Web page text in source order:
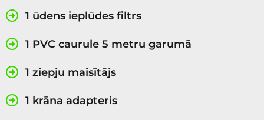
1 ūdens ieplūdes filtrs
1 PVC caurule 5 metru garumā
1 ziepju maisītājs
1 krāna adapteris